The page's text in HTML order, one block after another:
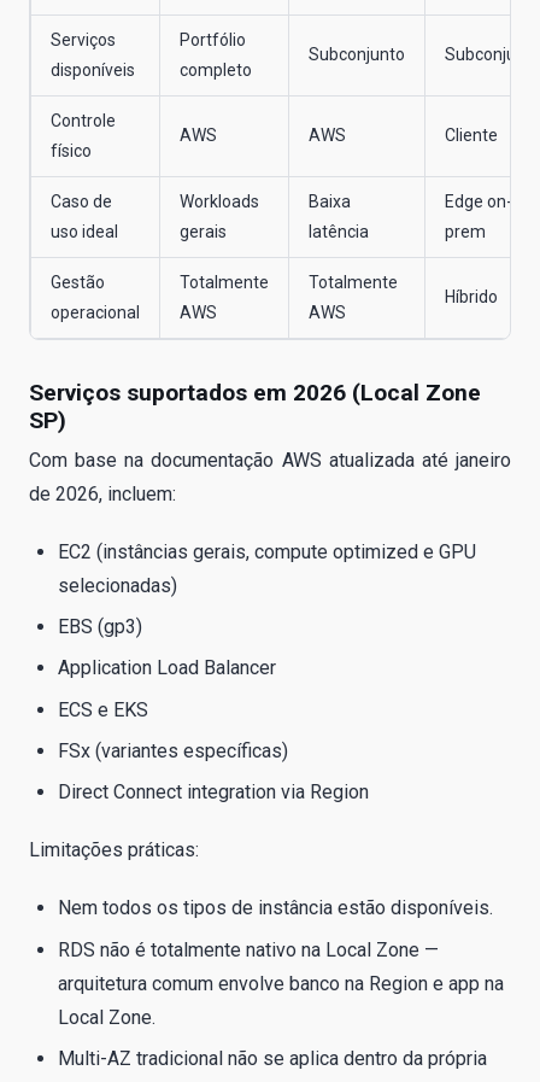
Serviços
disponíveis
Portfólio
completo
Subconjunto Subconjunto
Controle
físico
AWS AWS Cliente
Caso de
uso ideal
Workloads
gerais
Baixa
latência
Edge on-
prem
Gestão
operacional
Totalmente
AWS
Totalmente
AWS
Híbrido
Serviços suportados em 2026 (Local Zone
SP)
Com base na documentação AWS atualizada até janeiro
de 2026, incluem:
EC2 (instâncias gerais, compute optimized e GPU
selecionadas)
EBS (gp3)
Application Load Balancer
ECS e EKS
FSx (variantes específicas)
Direct Connect integration via Region
Limitações práticas:
Nem todos os tipos de instância estão disponíveis.
RDS não é totalmente nativo na Local Zone —
arquitetura comum envolve banco na Region e app na
Local Zone.
Multi-AZ tradicional não se aplica dentro da própria